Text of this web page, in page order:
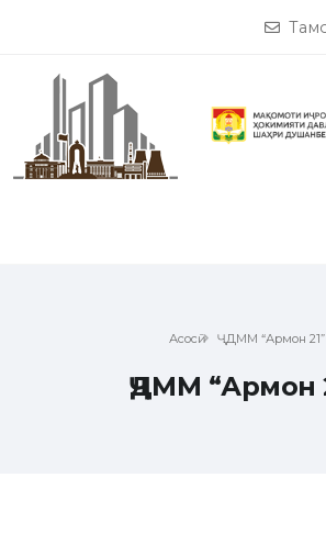
Асосӣ ҶДММ “Армон 21”
ҶДММ “Армон